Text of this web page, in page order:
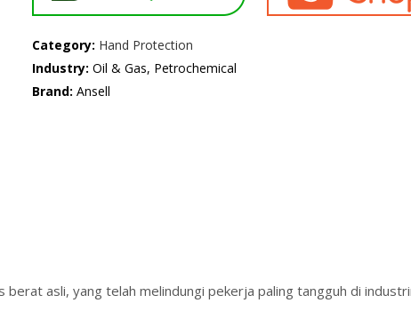
Category: Hand Protection
Industry: Oil & Gas, Petrochemical
Brand: Ansell
berat asli, yang telah melindungi pekerja paling tangguh di